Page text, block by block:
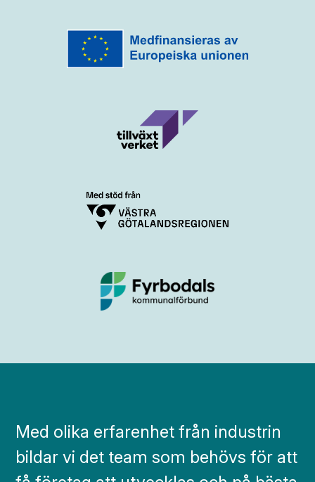
Med olika erfarenhet från industrin
bildar vi det team som behövs för att